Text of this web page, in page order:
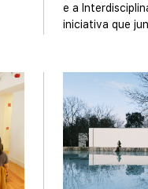
e a
iniciativa que